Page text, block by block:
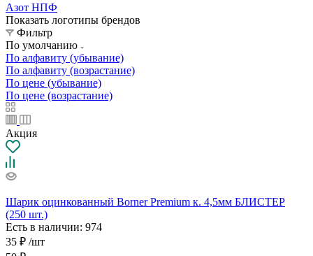
Азот НПФ
Показать логотипы брендов
Фильтр
По умолчанию
По алфавиту (убывание)
По алфавиту (возрастание)
По цене (убывание)
По цене (возрастание)
Акция
Шарик оцинкованный Borner Premium к. 4,5мм БЛИСТЕР
(250 шт.)
Есть в наличии: 974
35 ₽ /шт